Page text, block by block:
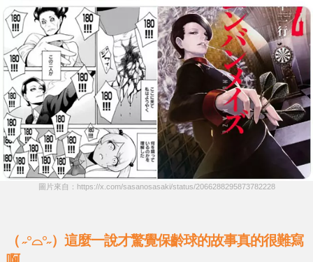
圖片來自：https://x.com/sasanosasaki/status/2066288295873782228
（ ˶°⌓°˶）這麼一說才驚覺保齡球的故事真的很難寫